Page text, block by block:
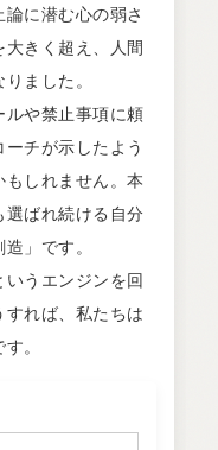
に潜む心の弱さ
きく超え、人間
ました。
ルや禁止事項に頼
チが示したよう
しれません。本
選ばれ続ける自分
」です。
うエンジンを回
すれば、私たちは
。